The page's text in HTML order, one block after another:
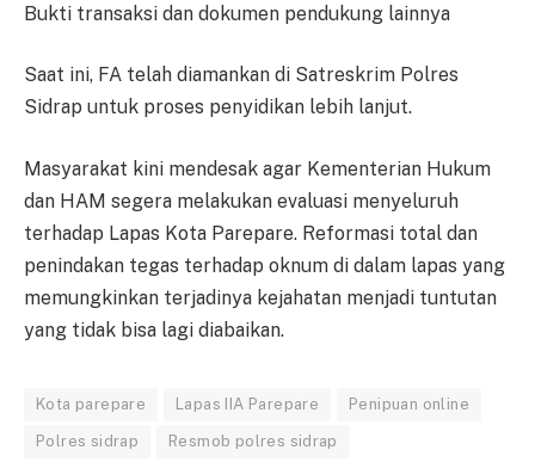
Bukti transaksi dan dokumen pendukung lainnya
Saat ini, FA telah diamankan di Satreskrim Polres
Sidrap untuk proses penyidikan lebih lanjut.
Masyarakat kini mendesak agar Kementerian Hukum
dan HAM segera melakukan evaluasi menyeluruh
terhadap Lapas Kota Parepare. Reformasi total dan
penindakan tegas terhadap oknum di dalam lapas yang
memungkinkan terjadinya kejahatan menjadi tuntutan
yang tidak bisa lagi diabaikan.
Kota parepare Lapas IIA Parepare Penipuan online
Polres sidrap Resmob polres sidrap